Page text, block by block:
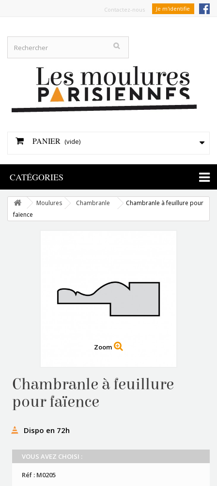
Je m'identifie
Contactez-nous
PANIER (vide)
CATÉGORIES
Moulures Chambranle
Chambranle à feuillure pour
faïence
Zoom
Chambranle à feuillure
pour faïence
Dispo en 72h
VOUS AVEZ CHOISI :
Réf : M0205